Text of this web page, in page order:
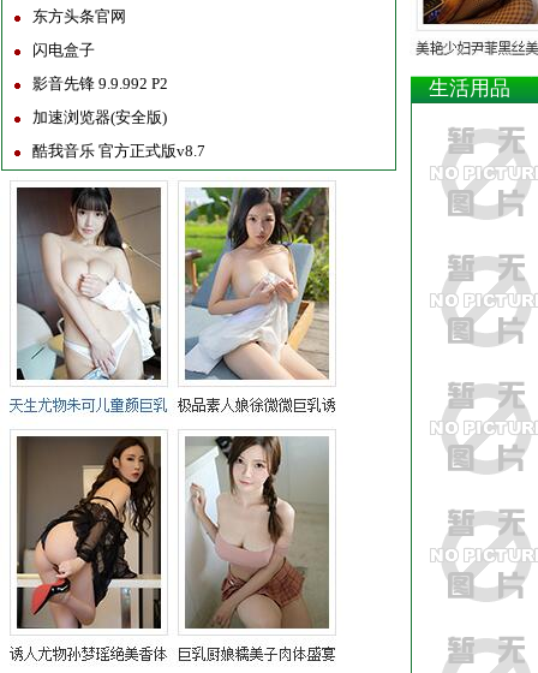
东方头条官网
闪电盒子
影音先锋 9.9.992 P2
加速浏览器(安全版)
酷我音乐 官方正式版v8.7
生活用品